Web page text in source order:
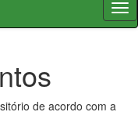
de acordo com a